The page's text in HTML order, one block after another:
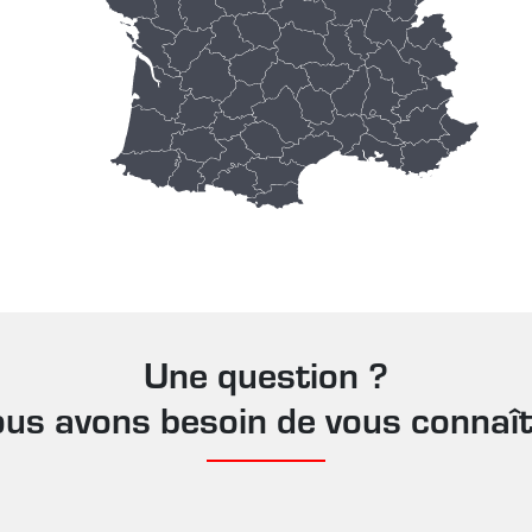
Une question ?
avons besoin de vous